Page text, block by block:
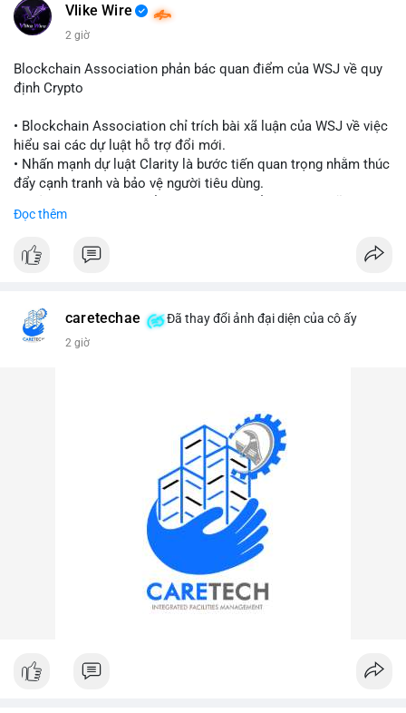
tảng tiền điện tử tăng cường tuân thủ pháp lý để mở rộng hoạt
động.
#binancesquare #cryptonews #blockchain #regulation
#custody
$btc $eth
#vlikevn #titanbot
📰 Nguồn: Cointelegraph
Vlike Wire
2 giờ
Blockchain Association phản bác quan điểm của WSJ về quy
định Crypto
• Blockchain Association chỉ trích bài xã luận của WSJ về việc
hiểu sai các dự luật hỗ trợ đổi mới.
• Nhấn mạnh dự luật Clarity là bước tiến quan trọng nhằm thúc
đẩy cạnh tranh và bảo vệ người tiêu dùng.
tài sản số.
#blockchain #cryptonews
#vlikevn #titanbot
Đọc thêm
caretechae Đã thay đổi ảnh đại diện của cô ấy
2 giờ